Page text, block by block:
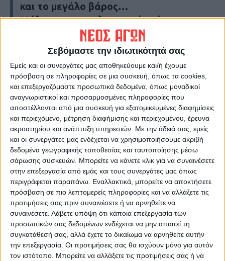
Σεβόμαστε την ιδιωτικότητά σας
Εμείς και οι συνεργάτες μας αποθηκεύουμε και/ή έχουμε
πρόσβαση σε πληροφορίες σε μια συσκευή, όπως τα cookies,
και επεξεργαζόμαστε προσωπικά δεδομένα, όπως μοναδικοί
αναγνωριστικοί και προσαρμοσμένες πληροφορίες που
αποστέλλονται από μια συσκευή για εξατομικευμένες διαφημίσεις
και περιεχόμενο, μέτρηση διαφήμισης και περιεχομένου, έρευνα
ακροατηρίου και ανάπτυξη υπηρεσιών. Με την άδειά σας, εμείς
και οι συνεργάτες μας ενδέχεται να χρησιμοποιήσουμε ακριβή
δεδομένα γεωγραφικής τοποθεσίας και ταυτοποίησης μέσω
σάρωσης συσκευών. Μπορείτε να κάνετε κλικ για να συναινέσετε
στην επεξεργασία από εμάς και τους συνεργάτες μας όπως
περιγράφεται παραπάνω. Εναλλακτικά, μπορείτε να αποκτήσετε
πρόσβαση σε πιο λεπτομερείς πληροφορίες και να αλλάξετε τις
προτιμήσεις σας πριν συναινέσετε ή να αρνηθείτε να
συναινέσετε. Λάβετε υπόψη ότι κάποια επεξεργασία των
προσωπικών σας δεδομένων ενδέχεται να μην απαιτεί τη
συγκατάθεσή σας, αλλά έχετε το δικαίωμα να αρνηθείτε αυτήν
την επεξεργασία. Οι προτιμήσεις σας θα ισχύουν μόνο για αυτόν
τον ιστότοπο. Μπορείτε να αλλάξετε τις προτιμήσεις σας ή να
και το μεγάλο βάρος…
Μάλιστα αν αναλογιστούμε ότι η
εμφάνιση αυτή ήρθε με δύο σημαντικές
απουσίες του Καλέ και του
Σαραμπαλίδη που αντιμετωπίζουν
προβλήματα τραυματισμού και
προφυλάχθηκαν για να αποφευχθούν
τα χειρότερα, ασφαλώς η αισιοδοξία
για την εικόνα της ομάδας στο
πρωτάθλημα μεγαλώνει ακόμη
περισσότερο, δίχως βεβαίως να
μετατρέπεται σε έπαρση…
Το μάτς είχε όλα τα χαρακτηριστικά του
ντέρμπι και προϊδείασε για τις αναμετρήσεις
στο πρωτάθλημα…
Εγινε “μάχη” πόντο με πόντο για να
φθάσουμε στη λήξη της τρίτης περιόδου
όπου ο ΑΣΚ και πάλι βρέθηκε να προηγείται